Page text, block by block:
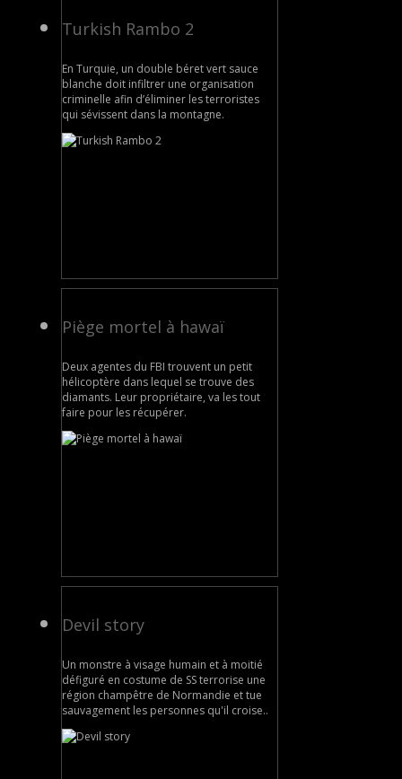
Turkish Rambo 2
En Turquie, un double béret vert sauce
blanche doit infiltrer une organisation
criminelle afin d’éliminer les terroristes
qui sévissent dans la montagne.
Piège mortel à hawaï
Deux agentes du FBI trouvent un petit
hélicoptère dans lequel se trouve des
diamants. Leur propriétaire, va les tout
faire pour les récupérer.
Devil story
Un monstre à visage humain et à moitié
défiguré en costume de SS terrorise une
région champêtre de Normandie et tue
sauvagement les personnes qu'il croise..